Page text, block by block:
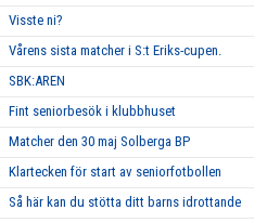
Visste ni?
Vårens sista matcher i S:t Eriks-cupen.
SBK:AREN
Fint seniorbesök i klubbhuset
Matcher den 30 maj Solberga BP
Klartecken för start av seniorfotbollen
Så här kan du stötta ditt barns idrottande